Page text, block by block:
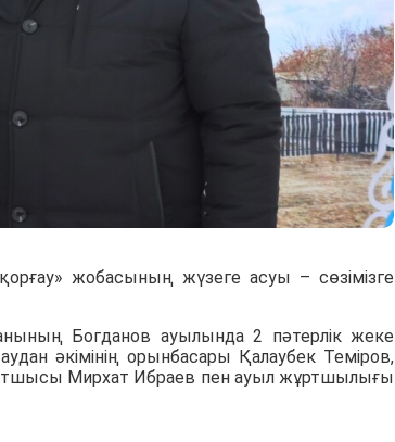
жобасының жүзеге асуы – сөзімізге
Богданов ауылында 2 пәтерлік жеке
әкімінің орынбасары Қалаубек Теміров,
Мирхат Ибраев пен ауыл жұртшылығы